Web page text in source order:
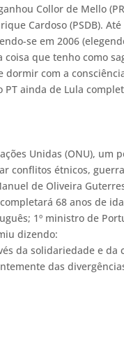
Collor de Mello
Cardoso (PSDB).
se em 2006
coisa que tenho como
dormir com a
ainda de Lula
Unidas (ONU), um
conflitos étnicos,
de Oliveira
68 anos de
1º ministro de
dizendo:
da solidariedade e
das